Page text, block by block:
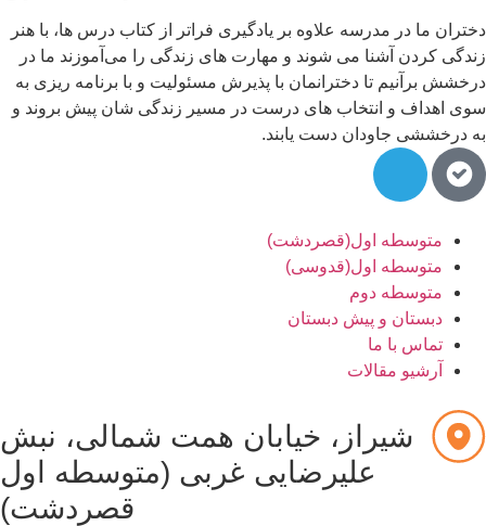
ما در مدرسه علاوه بر یادگیری فراتر از کتاب درس ها، با هنر
کردن آشنا می شوند و مهارت های زندگی را می‌آموزند ما در
برآنیم تا دخترانمان با پذیرش مسئولیت و با برنامه ریزی به
اهداف و انتخاب های درست در مسیر زندگی شان پیش بروند و
درخششی جاودان دست یابند.
متوسطه اول(قصردشت)
متوسطه اول(قدوسی)
متوسطه دوم
دبستان و پیش دبستان
تماس با ما
آرشیو مقالات
شیراز، خیابان همت شمالی، نبش
علیرضایی غربی (متوسطه اول
قصردشت)